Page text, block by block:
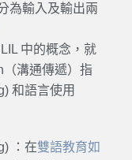
為輸入及輸出兩
中的概念，就
（溝通傳遞）指
和語言使用
：在雙語教育如